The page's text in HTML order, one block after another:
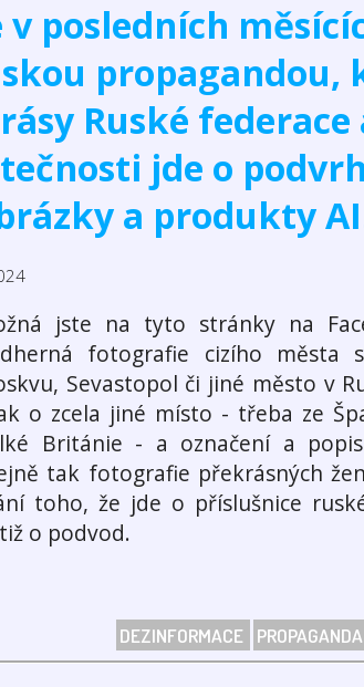
v posledních
propagandou,
Ruské
jde o
a produkty
jste na tyto stránky na
fotografie cizího města
Sevastopol či jiné město v
o zcela jiné místo - třeba ze
Británie - a označení a
tak fotografie překrásných
toho, že jde o příslušnice
o podvod.
DEZINFORMACE PROPAGANDA